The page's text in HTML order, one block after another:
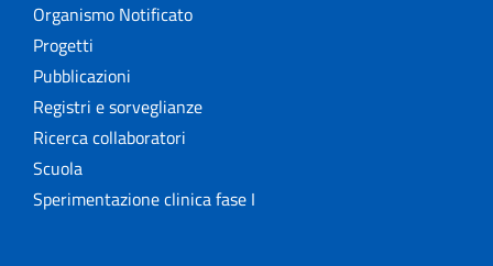
Organismo Notificato
Progetti
Pubblicazioni
Registri e sorveglianze
Ricerca collaboratori
Scuola
Sperimentazione clinica fase I